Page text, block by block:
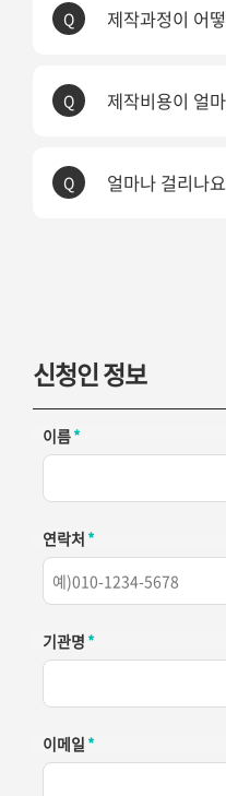
Q 제작과정이 어
Q 제작비용이 얼
Q 얼마나 걸리나
신청인 정보
이름*
연락처 *
기관명 *
이메일 *